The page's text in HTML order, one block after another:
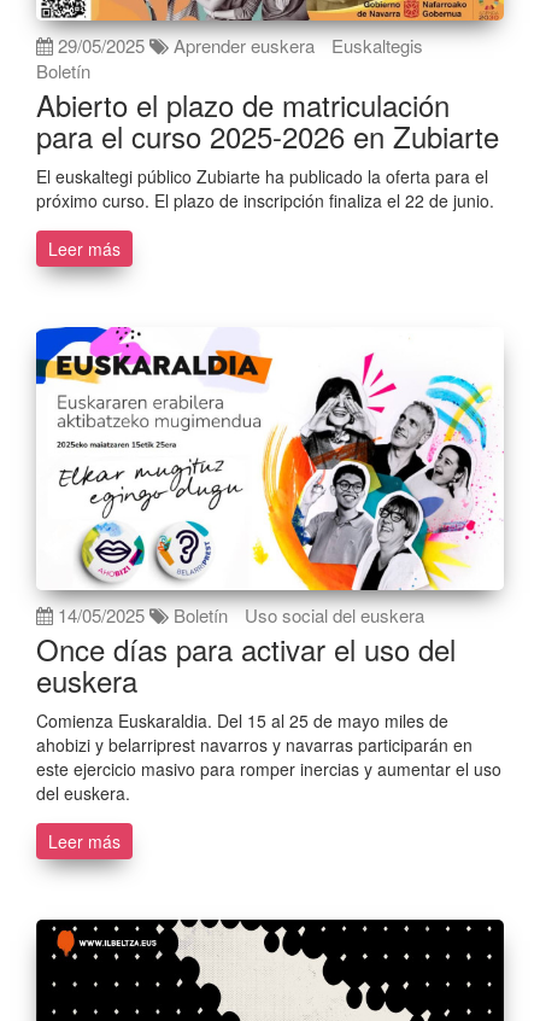
29/05/2025 Aprender euskera
Euskaltegis
Boletín
Abierto el plazo de matriculación
para el curso 2025-2026 en Zubiarte
El euskaltegi público Zubiarte ha publicado la oferta para el
próximo curso. El plazo de inscripción finaliza el 22 de junio.
Leer más
14/05/2025 Boletín Uso social del euskera
Once días para activar el uso del
euskera
Comienza Euskaraldia. Del 15 al 25 de mayo miles de
ahobizi y belarriprest navarros y navarras participarán en
este ejercicio masivo para romper inercias y aumentar el uso
del euskera.
Leer más